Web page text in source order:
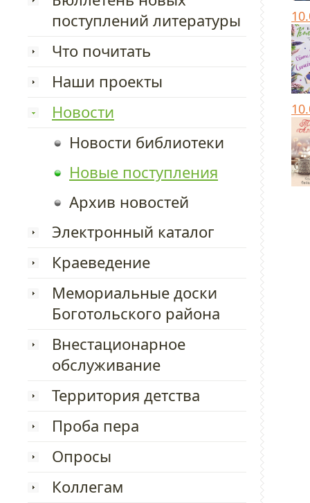
поступлений литературы
Что почитать
Наши проекты
Новости
Новости библиотеки
Новые поступления
Архив новостей
Электронный каталог
Краеведение
Мемориальные доски
Боготольского района
Внестационарное
обслуживание
Территория детства
Проба пера
Опросы
Коллегам